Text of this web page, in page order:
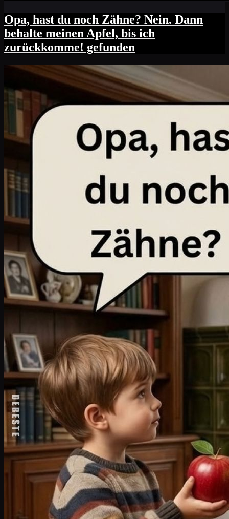
Opa, hast du noch Zähne? Nein. Dann
behalte meinen Apfel, bis ich
zurückkomme! gefunden